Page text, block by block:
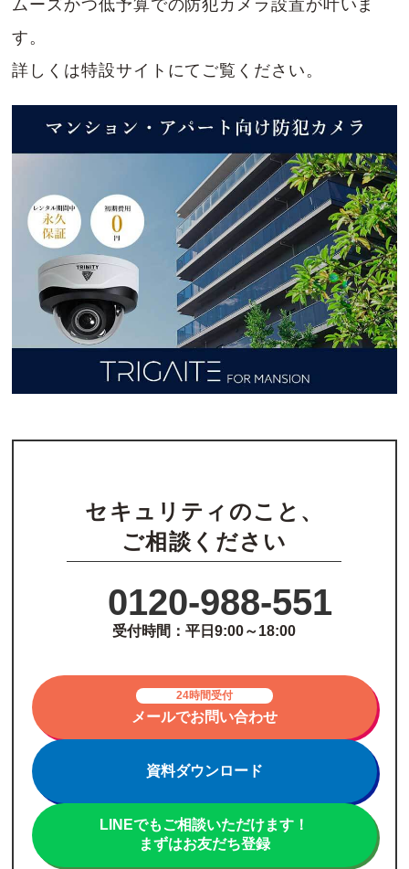
ムーズかつ低予算での防犯カメラ設置が叶いま
す。
詳しくは特設サイトにてご覧ください。
セキュリティのこと、
ご相談ください
0120-988-551
受付時間：平日9:00～18:00
24時間受付
メールでお問い合わせ
資料ダウンロード
LINEでもご相談いただけます！
まずはお友だち登録